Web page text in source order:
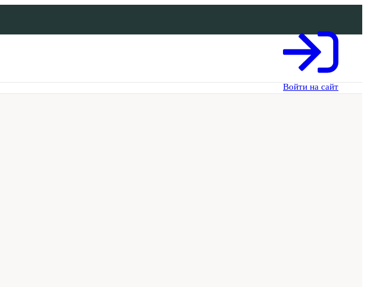
Войти на сайт